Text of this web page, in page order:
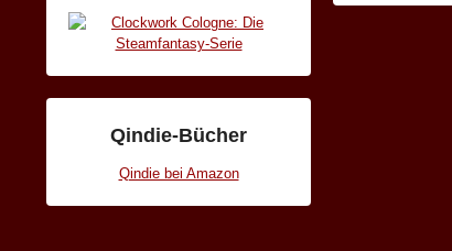
Qindie-Bücher
Qindie bei Amazon